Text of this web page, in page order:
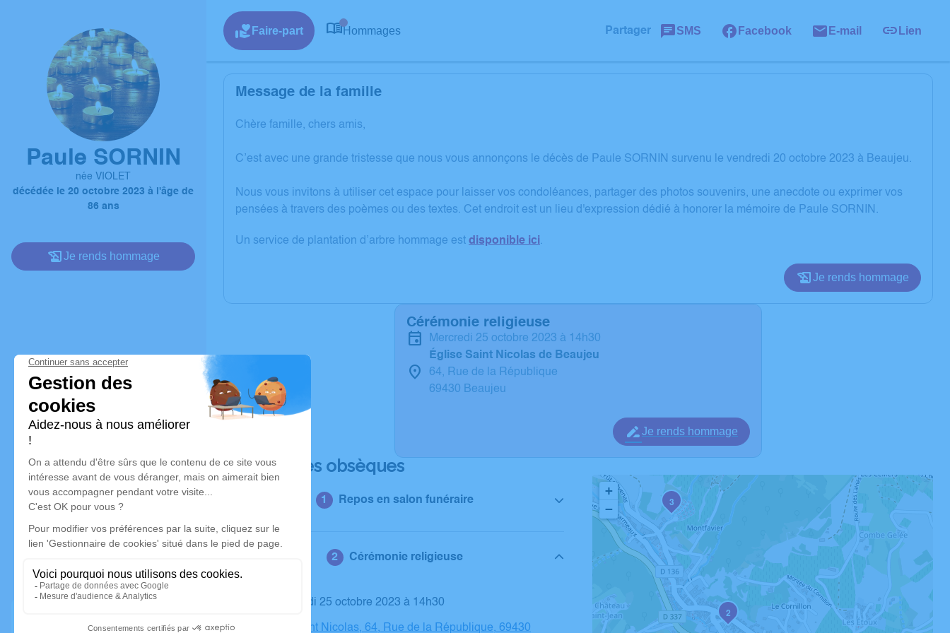
Paule SORNIN
née VIOLET
décédée le 20 octobre 2023 à l'âge de
86 ans
Je rends hommage
Faire-part Hommages Partager SMS Facebook E-mail Lien
Message de la famille
Chère famille, chers amis,
C’est avec une grande tristesse que nous vous annonçons le décès de Paule SORNIN survenu le vendredi 20 octobre 2023 à Beaujeu.
Nous vous invitons à utiliser cet espace pour laisser vos condoléances, partager des photos souvenirs, une anecdote ou exprimer vos
pensées à travers des poèmes ou des textes. Cet endroit est un lieu d'expression dédié à honorer la mémoire de Paule SORNIN.
Un service de plantation d’arbre hommage est disponible ici.
Je rends hommage
Cérémonie religieuse
mercredi 25 octobre 2023 à 14h30
Église Saint Nicolas de Beaujeu
64, Rue de la République
69430 Beaujeu
Je rends hommage
Déroulé des obsèques
Repos en salon funéraire
Cérémonie religieuse
Le mercredi 25 octobre 2023 à 14h30
Église Saint Nicolas, 64, Rue de la République, 69430
2
3
+
−